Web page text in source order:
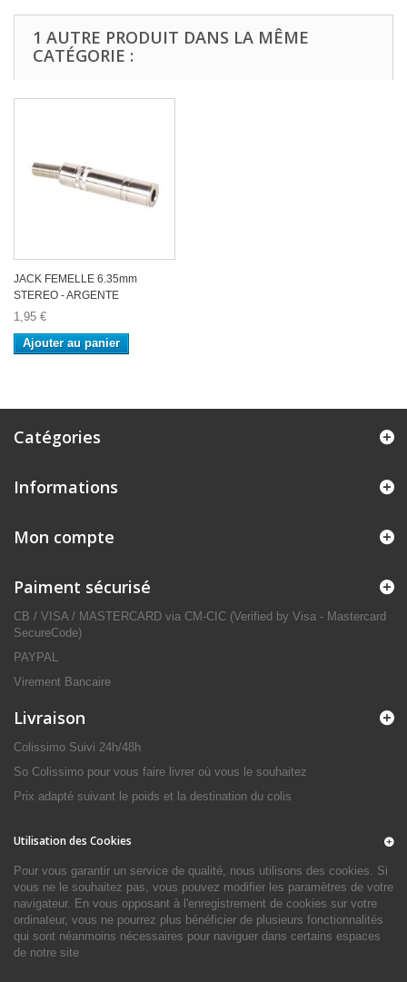
1 AUTRE PRODUIT DANS LA MÊME
CATÉGORIE :
JACK FEMELLE 6.35mm
STEREO - ARGENTE
1,95 €
Ajouter au panier
Catégories
Informations
Mon compte
Paiment sécurisé
CB / VISA / MASTERCARD via CM-CIC (Verified by Visa - Mastercard
SecureCode)
PAYPAL
Virement Bancaire
Livraison
Colissimo Suivi 24h/48h
So Colissimo pour vous faire livrer où vous le souhaitez
Prix adapté suivant le poids et la destination du colis
Utilisation des Cookies
Pour vous garantir un service de qualité, nous utilisons des cookies. Si
vous ne le souhaitez pas, vous pouvez modifier les paramètres de votre
navigateur. En vous opposant à l'enregistrement de cookies sur votre
ordinateur, vous ne pourrez plus bénéficier de plusieurs fonctionnalités
qui sont néanmoins nécessaires pour naviguer dans certains espaces
de notre site